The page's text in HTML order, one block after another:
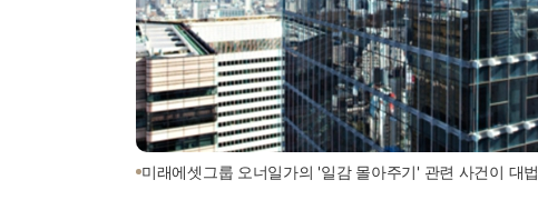
미래에셋그룹 오너일가의 '일감 몰아주기' 관련 사건이 대